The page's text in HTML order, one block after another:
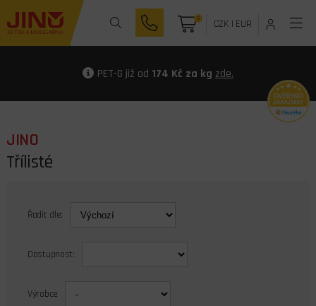
0 CZK| EUR
PET-G již od 174 Kč za kg zde.
JINO
Třílisté
Řadit dle:
Dostupnost:
Výrobce